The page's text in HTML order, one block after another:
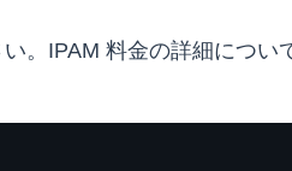
。IPAM 料金の詳細につい